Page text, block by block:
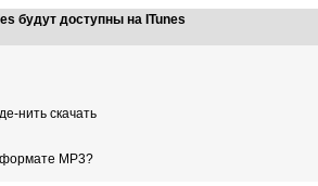
будут доступны на ITunes
нить скачать
формате МР3?